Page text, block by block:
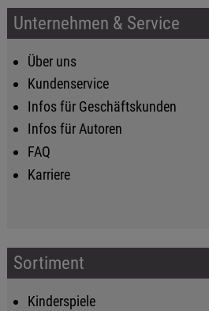
Unternehmen & Service
Über uns
Kundenservice
Infos für Geschäftskunden
Infos für Autoren
FAQ
Karriere
Sortiment
Kinderspiele